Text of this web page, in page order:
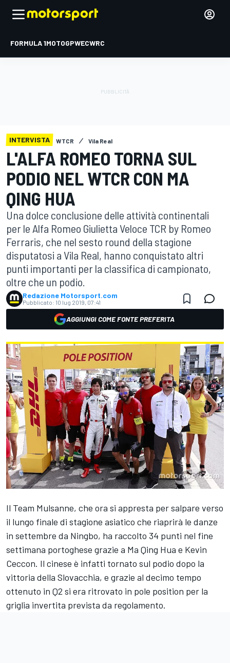
FORMULA 1MOTOGPWECWRC
INTERVISTA WTCR Vila Real
L'ALFA ROMEO TORNA SUL
PODIO NEL WTCR CON MA
QING HUA
Una dolce conclusione delle attività continentali
per le Alfa Romeo Giulietta Veloce TCR by Romeo
Ferraris, che nel sesto round della stagione
disputatosi a Vila Real, hanno conquistato altri
punti importanti per la classifica di campionato,
oltre che un podio.
Redazione Motorsport.com
Pubblicato: 10 lug 2019, 07:41
AGGIUNGI COME FONTE PREFERITA
Il Team Mulsanne, che ora si appresta per salpare verso
il lungo finale di stagione asiatico che riaprirà le danze
in settembre da Ningbo, ha raccolto 34 punti nel fine
settimana portoghese grazie a Ma Qing Hua e Kevin
Ceccon. Il cinese è infatti tornato sul podio dopo la
vittoria della Slovacchia, e grazie al decimo tempo
ottenuto in Q2 si era ritrovato in pole position per la
griglia invertita prevista da regolamento.